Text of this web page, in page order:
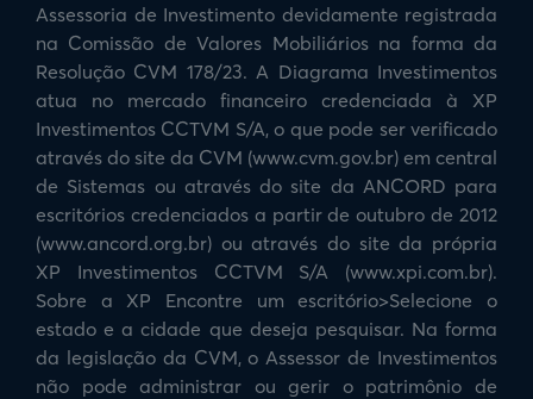
Assessoria de Investimento devidamente registrada
na Comissão de Valores Mobiliários na forma da
Resolução CVM 178/23. A Diagrama Investimentos
atua no mercado financeiro credenciada à XP
Investimentos CCTVM S/A, o que pode ser verificado
através do site da CVM (www.cvm.gov.br) em central
de Sistemas ou através do site da ANCORD para
escritórios credenciados a partir de outubro de 2012
(www.ancord.org.br) ou através do site da própria
XP Investimentos CCTVM S/A (www.xpi.com.br).
Sobre a XP Encontre um escritório>Selecione o
estado e a cidade que deseja pesquisar. Na forma
da legislação da CVM, o Assessor de Investimentos
não pode administrar ou gerir o patrimônio de